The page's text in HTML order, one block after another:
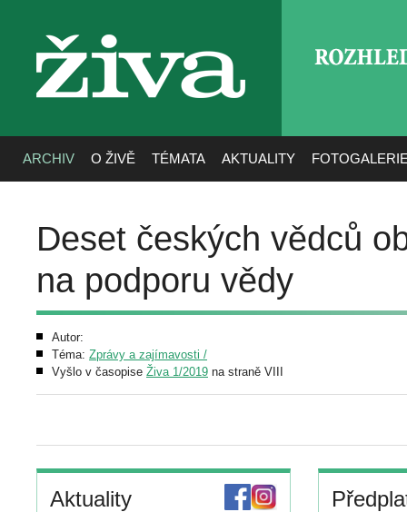
živa
ARCHIV O ŽIVĚ TÉMATA AKTUALITY
Deset českých vědců
na podporu vědy
Autor:
Téma: Zprávy a zajímavosti /
Vyšlo v časopise Živa 1/2019 na straně VIII
Aktuality